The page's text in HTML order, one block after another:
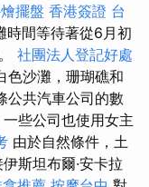
擺盤 香港簽證 台
時間等待著從6月初
社團法人登記好處
色沙灘，珊瑚礁和
公共汽車公司的數
些公司也使用女主
由於自然條件，土
斯坦布爾·安卡拉